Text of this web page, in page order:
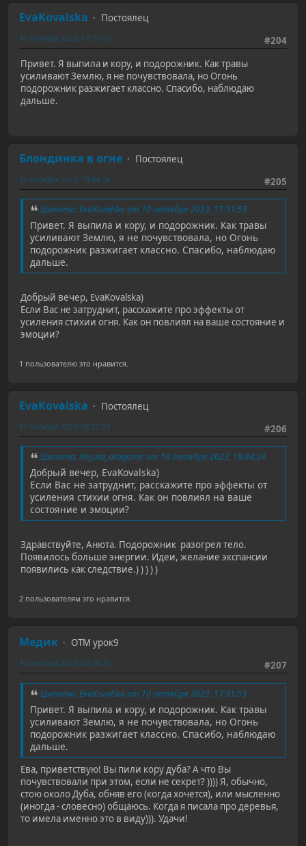
EvaKovalska
Постоялец
#204
10 октября 2023, 17:31:53
Привет. Я выпила и кору, и подорожник. Как травы
усиливают Землю, я не почувствовала, но Огонь
подорожник разжигает классно. Спасибо, наблюдаю
дальше.
Блондинка в огне
Постоялец
#205
10 октября 2023, 19:44:24
Цитата: EvaKovalska от 10 октября 2023, 17:31:53
Привет. Я выпила и кору, и подорожник. Как травы
усиливают Землю, я не почувствовала, но Огонь
подорожник разжигает классно. Спасибо, наблюдаю
дальше.
Добрый вечер, EvaKovalska)
Если Вас не затруднит, расскажите про эффекты от
усиления стихии огня. Как он повлиял на ваше состояние и
эмоции?
1 пользователю это нравится.
EvaKovalska
Постоялец
#206
11 октября 2023, 05:22:24
Цитата: Anyuta_dragomir от 10 октября 2023, 19:44:24
Добрый вечер, EvaKovalska)
Если Вас не затруднит, расскажите про эффекты от
усиления стихии огня. Как он повлиял на ваше
состояние и эмоции?
Здравствуйте, Анюта. Подорожник разогрел тело.
Появилось больше энергии. Идеи, желание экспансии
появились как следствие.) ) ) ) )
2 пользователям это нравится.
Медик
ОТМ урок9
#207
14 октября 2023, 22:39:20
Цитата: EvaKovalska от 10 октября 2023, 17:31:53
Привет. Я выпила и кору, и подорожник. Как травы
усиливают Землю, я не почувствовала, но Огонь
подорожник разжигает классно. Спасибо, наблюдаю
дальше.
Ева, приветствую! Вы пили кору дуба? А что Вы
почувствовали при этом, если не секрет? )))) Я, обычно,
стою около Дуба, обняв его (когда хочется), или мысленно
(иногда - словесно) общаюсь. Когда я писала про деревья,
то имела именно это в виду))). Удачи!